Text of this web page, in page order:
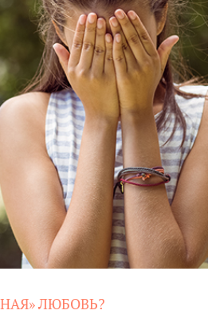
ЛЮБОВЬ?